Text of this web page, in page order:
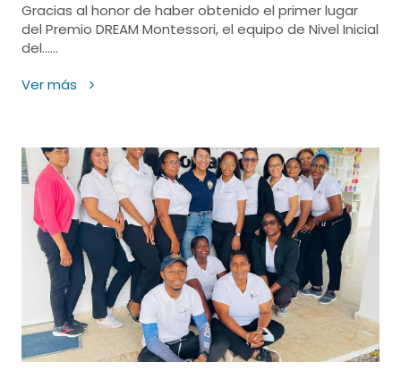
Gracias al honor de haber obtenido el primer lugar
del Premio DREAM Montessori, el equipo de Nivel Inicial
del......
Ver más